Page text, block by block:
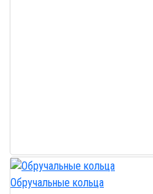
Обручальные кольца